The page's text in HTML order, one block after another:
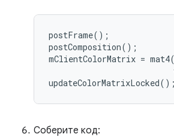
postFrame();
postComposition();
mClientColorMatrix = mat4(
updateColorMatrixLocked();
Соберите код: